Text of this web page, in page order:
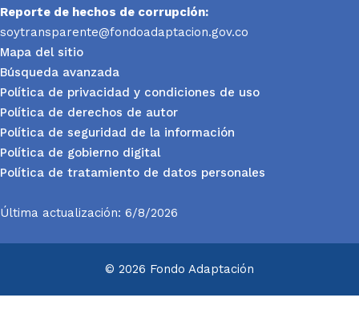
Reporte de hechos de corrupción:
soytransparente@fondoadaptacion.gov.co
Mapa del sitio
Búsqueda avanzada
Política de privacidad y condiciones de uso
Política de derechos de autor
Política de seguridad de la información
Política de gobierno digital
Política de tratamiento de datos personales
Última actualización: 6/8/2026
© 2026 Fondo Adaptación